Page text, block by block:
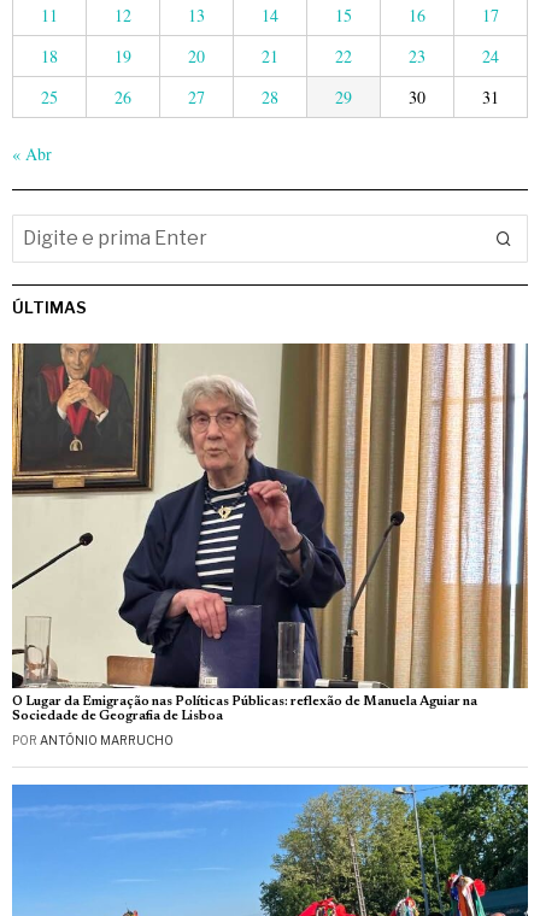
11
12 13 14 15 16
17
18
19 20 21 22 23
24
25
26 27 28 29 30 31
« Abr
ÚLTIMAS
O Lugar da Emigração nas Políticas Públicas: reflexão de Manuela Aguiar na
Sociedade de Geografia de Lisboa
POR ANTÓNIO MARRUCHO